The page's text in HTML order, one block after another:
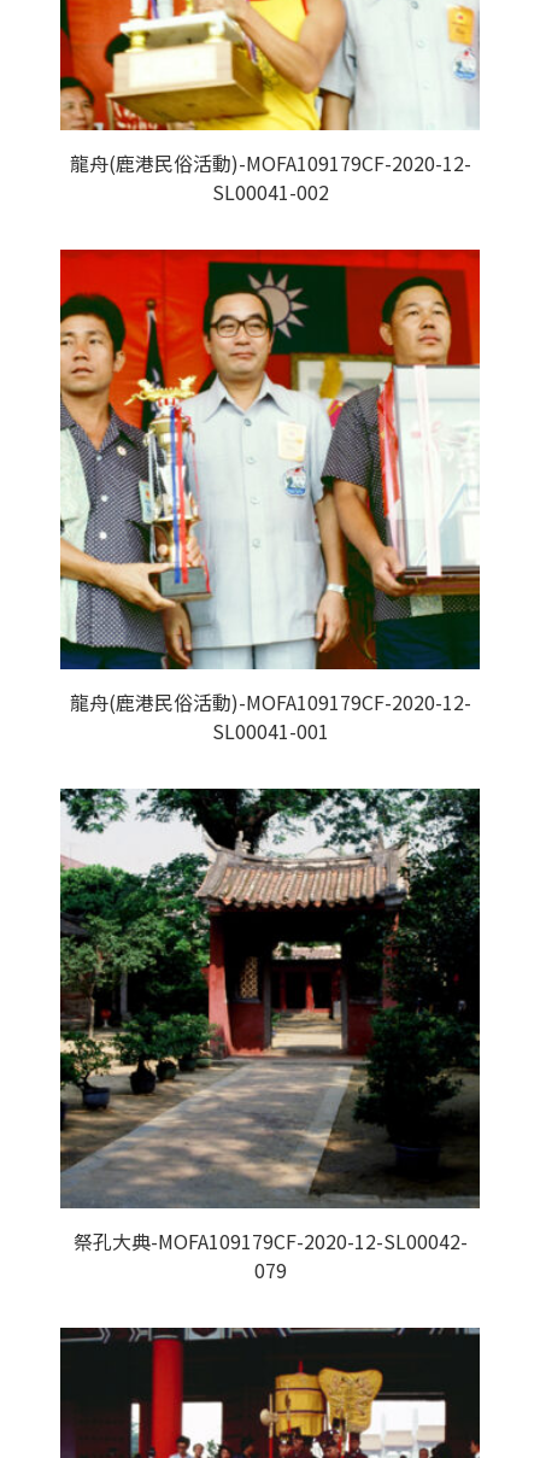
龍舟(鹿港民俗活動)-MOFA109179CF-2020-12-
SL00041-002
龍舟(鹿港民俗活動)-MOFA109179CF-2020-12-
SL00041-001
祭孔大典-MOFA109179CF-2020-12-SL00042-
079